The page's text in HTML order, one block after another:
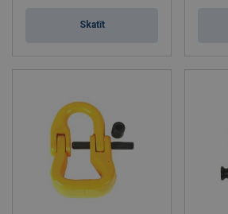
Skatīt